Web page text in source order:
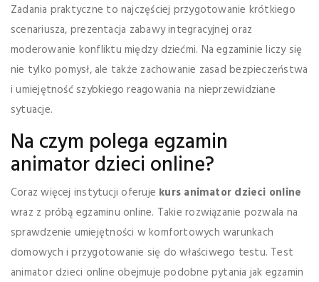
Zadania praktyczne to najczęściej przygotowanie krótkiego
scenariusza, prezentacja zabawy integracyjnej oraz
moderowanie konfliktu między dziećmi. Na egzaminie liczy się
nie tylko pomysł, ale także zachowanie zasad bezpieczeństwa
i umiejętność szybkiego reagowania na nieprzewidziane
sytuacje.
Na czym polega egzamin
animator dzieci online?
Coraz więcej instytucji oferuje kurs animator dzieci online
wraz z próbą egzaminu online. Takie rozwiązanie pozwala na
sprawdzenie umiejętności w komfortowych warunkach
domowych i przygotowanie się do właściwego testu. Test
animator dzieci online obejmuje podobne pytania jak egzamin